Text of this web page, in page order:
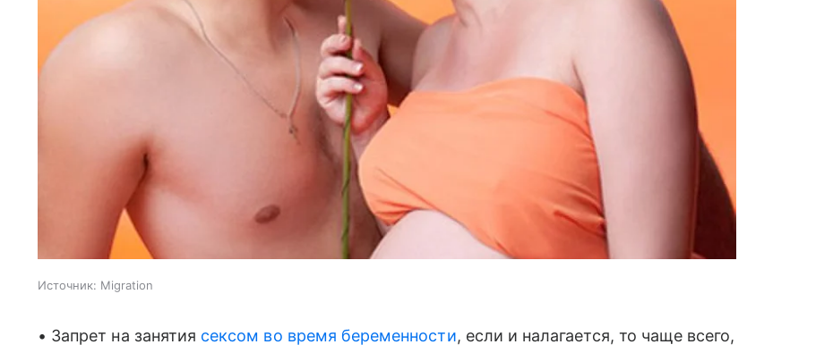
Источник: Migration
• Запрет на занятия сексом во время беременности, если и налагается, то чаще всего,